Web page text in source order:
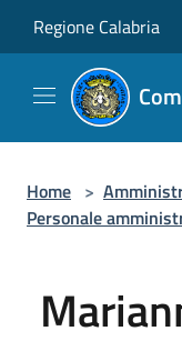
Regione Calabria
Home >
Personale